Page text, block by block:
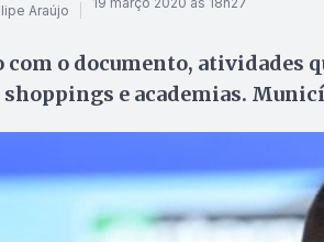
Araújo
com o documento, atividades
e academias.